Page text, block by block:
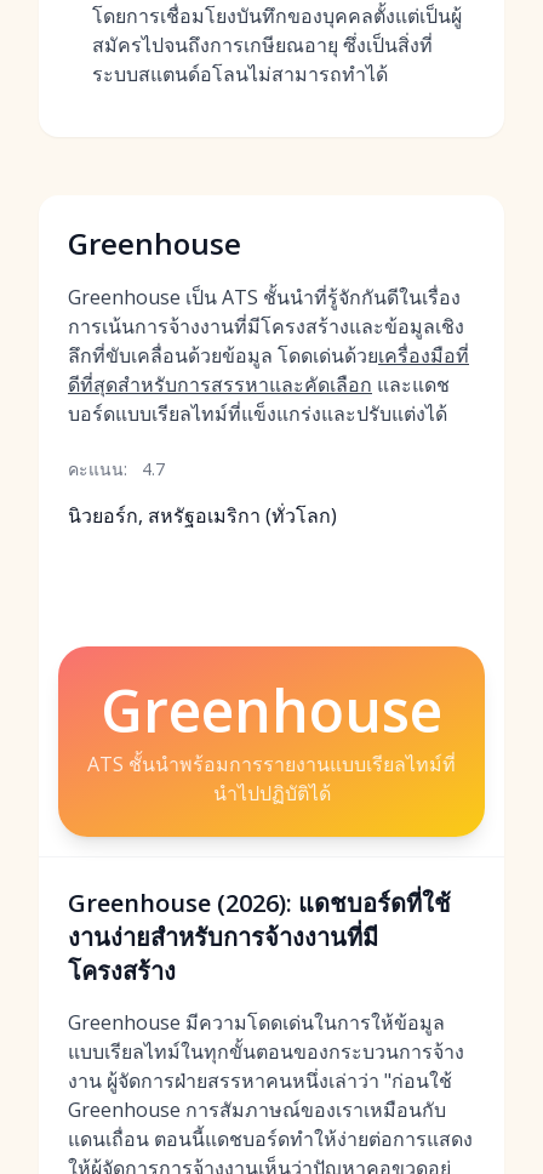
โดยการเชื่อมโยงบันทึกของบุคคลตั้งแต่เป็นผู้
สมัครไปจนถึงการเกษียณอายุ ซึ่งเป็นสิ่งที่
ระบบสแตนด์อโลนไม่สามารถทำได้
Greenhouse
Greenhouse เป็น ATS ชั้นนำที่รู้จักกันดีในเรื่อง
การเน้นการจ้างงานที่มีโครงสร้างและข้อมูลเชิง
ลึกที่ขับเคลื่อนด้วยข้อมูล โดดเด่นด้วยเครื่องมือที่
ดีที่สุดสำหรับการสรรหาและคัดเลือก และแดช
บอร์ดแบบเรียลไทม์ที่แข็งแกร่งและปรับแต่งได้
คะแนน: 4.7
นิวยอร์ก, สหรัฐอเมริกา (ทั่วโลก)
Greenhouse
ATS ชั้นนำพร้อมการรายงานแบบเรียลไทม์ที่
นำไปปฏิบัติได้
Greenhouse (2026): แดชบอร์ดที่ใช้
งานง่ายสำหรับการจ้างงานที่มี
โครงสร้าง
Greenhouse มีความโดดเด่นในการให้ข้อมูล
แบบเรียลไทม์ในทุกขั้นตอนของกระบวนการจ้าง
งาน ผู้จัดการฝ่ายสรรหาคนหนึ่งเล่าว่า "ก่อนใช้
Greenhouse การสัมภาษณ์ของเราเหมือนกับ
แดนเถื่อน ตอนนี้แดชบอร์ดทำให้ง่ายต่อการแสดง
ให้ผู้จัดการการจ้างงานเห็นว่าปัญหาคอขวดอยู่